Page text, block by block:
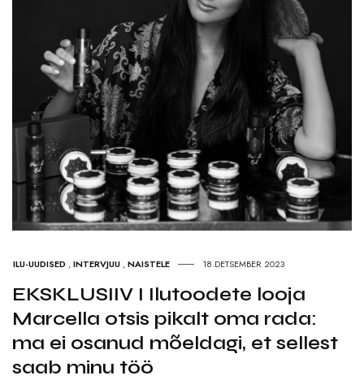
ILU-UUDISED ,INTERVJUU ,NAISTELE 18.DETSEMBER 2023
EKSKLUSIIV I Ilutoodete looja
Marcella otsis pikalt oma rada:
ma ei osanud mõeldagi, et sellest
saab minu töö